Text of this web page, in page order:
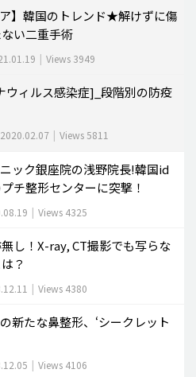
ア】韓国のトレンド★解けずに傷
い二重手術
| Views 3949
ウィルス感染症]_段階別の防疫
2020.02.07 | Views 5811
ック銀座院の浅野院長!韓国id
チ整形センターに突撃！
| Views 4325
し！X-ray, CT撮影でも写らな
？
| Views 4380
新たな鼻整形、‘シークレット
| Views 4106